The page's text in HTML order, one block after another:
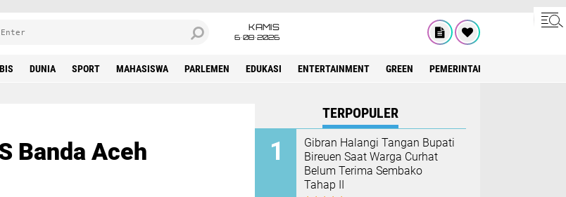
KAMIS
6•08•2026
DUNIA SPORT MAHASISWA PARLEMEN EDUKASI ENTERTAINMENT GREEN PEMERINTAH ACEH
Banda Aceh
TERPOPULER
Gibran Halangi Tangan Bupati
Bireuen Saat Warga Curhat
Belum Terima Sembako
Tahap II